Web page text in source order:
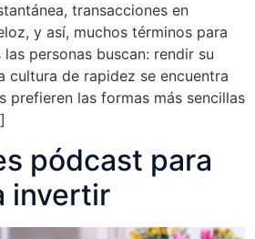
transacciones en
y así, muchos términos para
personas buscan: rendir su
cultura de rapidez se encuentra
prefieren las formas más sencillas
pódcast para
invertir